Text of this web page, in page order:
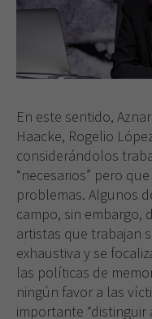
En este sentido,
Haacke, Rogelio
considerándolos
“necesarios” pero
problemas. Algunos
campo, sin embargo,
artistas que trabajan
exhaustiva y se
las políticas de
ningún favor a las
importante